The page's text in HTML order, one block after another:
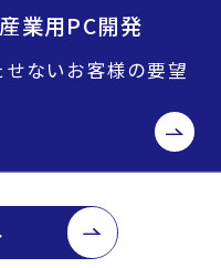
業用PC開発
ないお客様の要望